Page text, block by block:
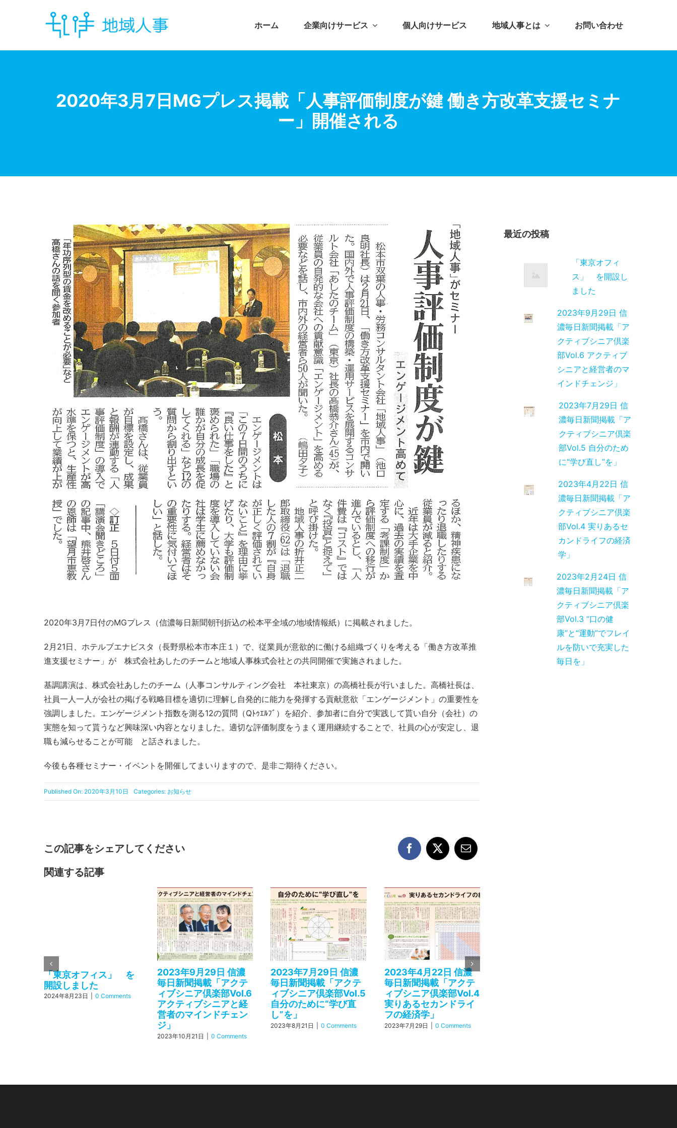
ホーム 企業向けサービス 個人向けサービス 地域人事とは お問い合わせ
2020年3月7日MGプレス掲載「人事評価制度が鍵 働き方改革支援セミナ
ー」開催される
2020年3月7日付のMGプレス（信濃毎日新聞朝刊折込の松本平全域の地域情報紙）に掲載されました。
2月21日、ホテルブエナビスタ（長野県松本市本庄１）で、従業員が意欲的に働ける組織づくりを考える「働き方改革推
進支援セミナー」が 株式会社あしたのチームと地域人事株式会社との共同開催で実施されました。
基調講演は、株式会社あしたのチーム（人事コンサルティング会社 本社東京）の高橋社長が行いました。高橋社長は、
社員一人一人が会社の掲げる戦略目標を適切に理解し自発的に能力を発揮する貢献意欲「エンゲージメント」の重要性を
強調しました。エンゲージメント指数を測る12の質問（Qﾄｩｴﾙﾌﾞ）を紹介、参加者に自分で実践して貰い自分（会社）の
実態を知って貰うなど興味深い内容となりました。適切な評価制度をうまく運用継続することで、社員の心が安定し、退
職も減らせることが可能 と話されました。
今後も各種セミナー・イベントを開催してまいりますので、是非ご期待ください。
Published On: 2020年3月10日 Categories: お知らせ
この記事をシェアしてください
関連する記事
「東京オフィス」 を
開設しました
2024年8月23日 0 Comments
2023年9月29日 信濃
毎日新聞掲載「アクテ
ィブシニア倶楽部Vol.6
アクティブシニアと経
営者のマインドチェン
ジ」
2023年10月21日 0 Comments
2023年7月29日 信濃
毎日新聞掲載「アクテ
ィブシニア倶楽部Vol.5
自分のために“学び直
し”を」
2023年8月21日 0 Comments
2023年4月22日 信濃
毎日新聞掲載「アクテ
ィブシニア倶楽部Vol.4
実りあるセカンドライ
フの経済学」
2023年7月29日 0 Comments
最近の投稿
「東京オフィ
ス」 を開設し
ました
2023年9月29日 信
濃毎日新聞掲載「ア
クティブシニア倶楽
部Vol.6 アクティブ
シニアと経営者のマ
インドチェンジ」
2023年7月29日 信
濃毎日新聞掲載「ア
クティブシニア倶楽
部Vol.5 自分のため
に“学び直し”を」
2023年4月22日 信
濃毎日新聞掲載「ア
クティブシニア倶楽
部Vol.4 実りあるセ
カンドライフの経済
学」
2023年2月24日 信
濃毎日新聞掲載「ア
クティブシニア倶楽
部Vol.3 “口の健
康”と“運動”でフレイ
ルを防いで充実した
毎日を」